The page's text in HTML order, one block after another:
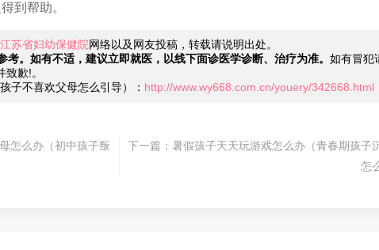
到帮助。
江苏省妇幼保健院网络以及网友投稿，转载请说明出处。
。如有不适，建议立即就医，以线下面诊医学诊断、治疗为准。 如有冒犯
歉!。
子不喜欢父母怎么引导）： http://www.wy668.com.cn/youery/342668.html
怎么办（初中孩子叛
下一篇： 暑假孩子天天玩游戏怎么办（青春期孩子
怎